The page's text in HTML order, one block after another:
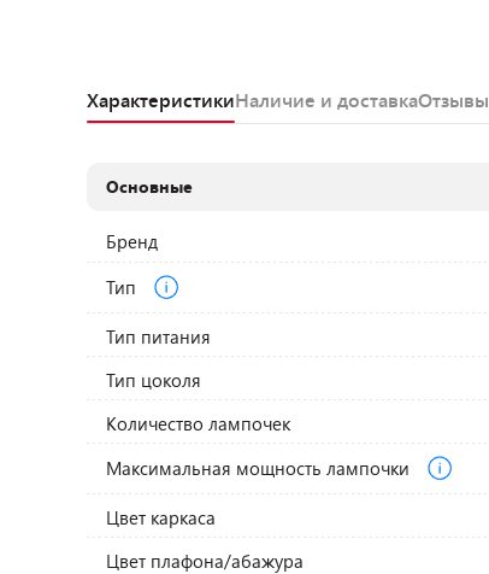
ХарактеристикиНаличие и доставкаОтзывы
Основные
Бренд
Тип
Тип питания
Тип цоколя
Количество лампочек
Максимальная мощность лампочки
Цвет каркаса
Цвет плафона/абажура